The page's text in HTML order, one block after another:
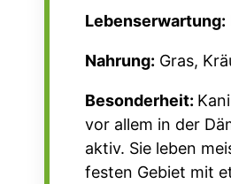
Lebenserwartung:
Nahrung: Gras,
Besonderheit:
vor allem in der
aktiv. Sie leben
festen Gebiet mit